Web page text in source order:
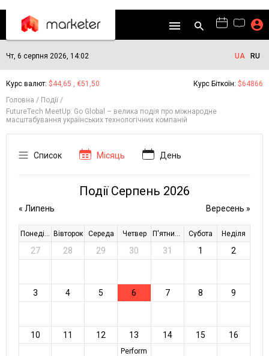
Чт, 6 серпня 2026, 14:02 UA RU
Курс валют: $44,65 , €51,50 Курс Біткоїн: $64866
Головна
Події
FutureTech MeetUp: Go Global – велика подія про міжнародне
масштабування українських технологічних компаній